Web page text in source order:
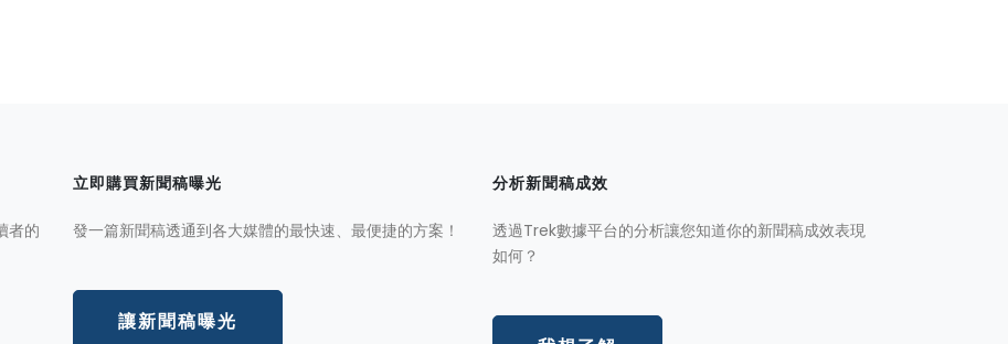
者的
立即購買新聞稿曝光
發一篇新聞稿透通到各大媒體的最快速、最便捷的方案！
讓新聞稿曝光
分析新聞稿成效
透過Trek數據平台的分析讓您知道你的新聞稿成效表現
如何？